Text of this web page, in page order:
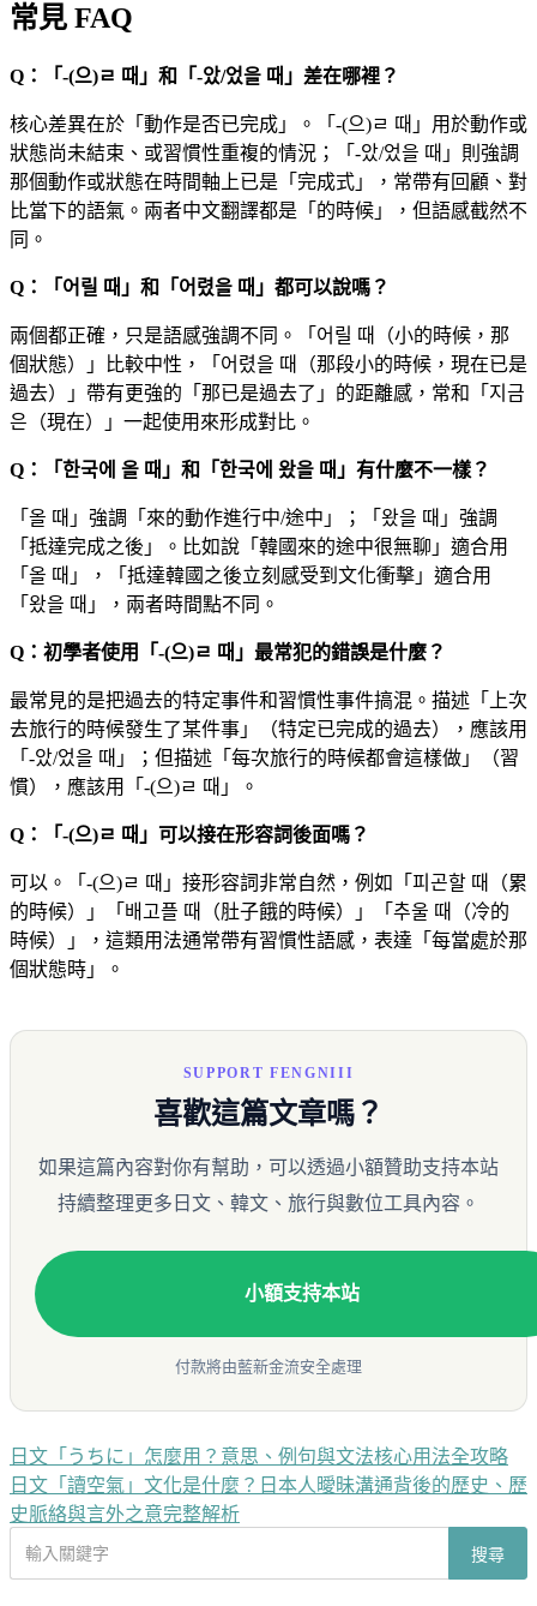
常見 FAQ
Q：「-(으)ㄹ 때」和「-았/었을 때」差在哪裡？
核心差異在於「動作是否已完成」。「-(으)ㄹ 때」用於動作或
狀態尚未結束、或習慣性重複的情況；「-았/었을 때」則強調
那個動作或狀態在時間軸上已是「完成式」，常帶有回顧、對
比當下的語氣。兩者中文翻譯都是「的時候」，但語感截然不
同。
Q：「어릴 때」和「어렸을 때」都可以說嗎？
兩個都正確，只是語感強調不同。「어릴 때（小的時候，那
個狀態）」比較中性，「어렸을 때（那段小的時候，現在已是
過去）」帶有更強的「那已是過去了」的距離感，常和「지금
은（現在）」一起使用來形成對比。
Q：「한국에 올 때」和「한국에 왔을 때」有什麼不一樣？
「올 때」強調「來的動作進行中/途中」；「왔을 때」強調
「抵達完成之後」。比如說「韓國來的途中很無聊」適合用
「올 때」，「抵達韓國之後立刻感受到文化衝擊」適合用
「왔을 때」，兩者時間點不同。
Q：初學者使用「-(으)ㄹ 때」最常犯的錯誤是什麼？
最常見的是把過去的特定事件和習慣性事件搞混。描述「上次
去旅行的時候發生了某件事」（特定已完成的過去），應該用
「-았/었을 때」；但描述「每次旅行的時候都會這樣做」（習
慣），應該用「-(으)ㄹ 때」。
Q：「-(으)ㄹ 때」可以接在形容詞後面嗎？
可以。「-(으)ㄹ 때」接形容詞非常自然，例如「피곤할 때（累
的時候）」「배고플 때（肚子餓的時候）」「추울 때（冷的
時候）」，這類用法通常帶有習慣性語感，表達「每當處於那
個狀態時」。
SUPPORT FENGNIII
喜歡這篇文章嗎？
如果這篇內容對你有幫助，可以透過小額贊助支持本站
持續整理更多日文、韓文、旅行與數位工具內容。
小額支持本站
付款將由藍新金流安全處理
文
章
導
覽
日文「うちに」怎麼用？意思、例句與文法核心用法全攻略
日文「讀空氣」文化是什麼？日本人曖昧溝通背後的歷史、歷
史脈絡與言外之意完整解析
搜尋